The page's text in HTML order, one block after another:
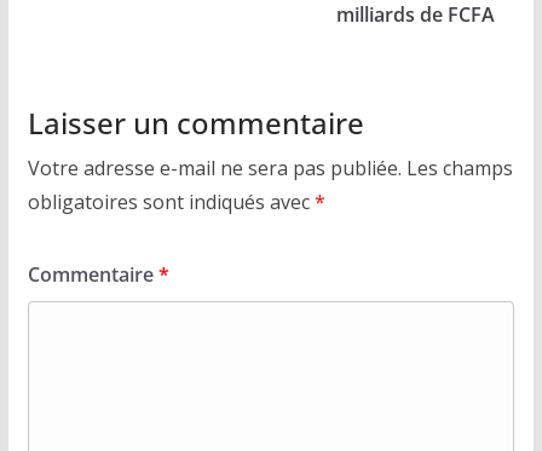
milliards de FCFA
Laisser un commentaire
Votre adresse e-mail ne sera pas publiée. Les champs
obligatoires sont indiqués avec*
Commentaire*